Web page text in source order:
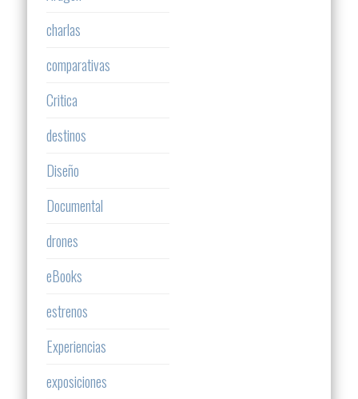
charlas
comparativas
Critica
destinos
Diseño
Documental
drones
eBooks
estrenos
Experiencias
exposiciones